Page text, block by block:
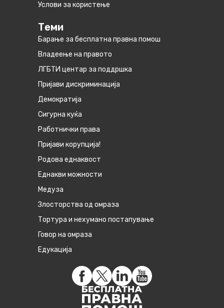
Услови за користење
Теми
Барање за бесплатна правна помош
Владеење на правото
ЛГБТИ центар за поддршка
Пријави дискриминација
Демократија
Сигурна куќа
Работнички права
Пријави корупција!
Родова еднаквост
Eднакви можности
Медуза
Злосторства од омраза
Тортура и нехумано постапување
Говор на омраза
Едукација